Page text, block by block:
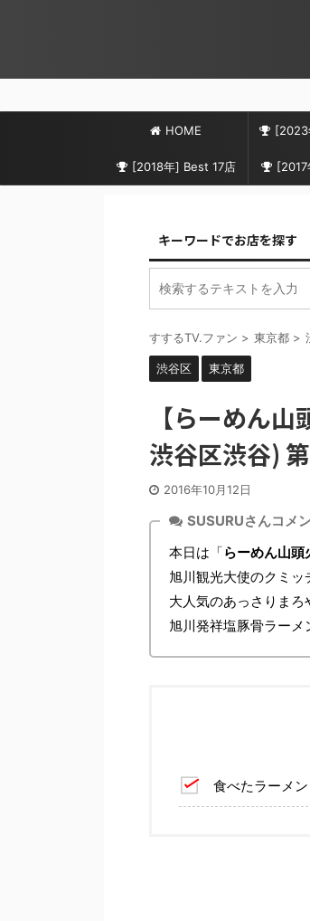
HOME [2023
[2018年] Best 17店
キーワードでお店を探す
すするTV.ファン > 東京都 >
渋谷区 東京都
【らーめん
渋谷区渋谷)
2016年10月12日
SUSURUさんコメ
本日は「らーめん山
旭川観光大使のクミッ
大人気のあっさりまろ
旭川発祥塩豚骨ラーメ
食べたラーメン